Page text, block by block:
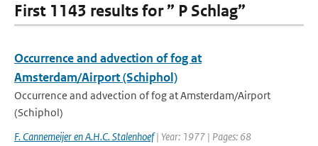
First 1143 results for ” P Schlag”
Occurrence and advection of fog at
Amsterdam/Airport (Schiphol)
Occurrence and advection of fog at Amsterdam/Airport
(Schiphol)
F. Cannemeijer en A.H.C. Stalenhoef| Year: 1977 | Pages: 68